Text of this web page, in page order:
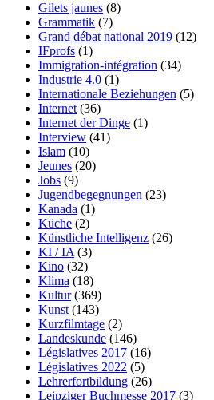
Gilets jaunes (8)
Grammatik (7)
Grand débat national 2019 (12)
IFprofs (1)
Immigration-intégration (34)
Industrie 4.0 (1)
Internationale Beziehungen (5)
Internet (36)
Internet der Dinge (1)
Interview (41)
Islam (10)
Jeunes (20)
Jobs (9)
Jugendbegegnungen (23)
Kanada (1)
Küche (2)
Künstliche Intelligenz (26)
KI / IA (3)
Kino (32)
Klima (18)
Kultur(369)
Kunst (143)
Kurzfilmtage (2)
Landeskunde (146)
Législatives 2017 (16)
Législatives 2022 (5)
Lehrerfortbildung (26)
Leipziger Buchmesse 2017 (3)